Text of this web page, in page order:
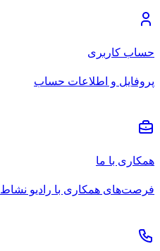
حساب کاربری
پروفایل و اطلاعات حساب
همکاری با ما
فرصت‌های همکاری با رادیو نشاط